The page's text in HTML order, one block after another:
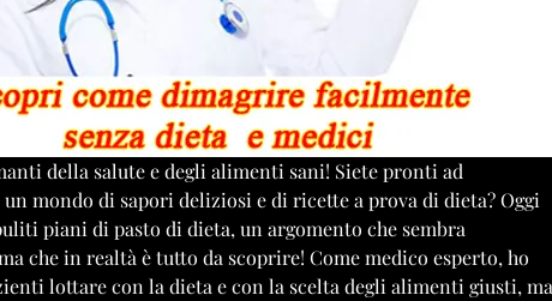
della salute e degli alimenti sani! Siete pronti ad
mondo di sapori deliziosi e di ricette a prova di dieta? Oggi
piani di pasto di dieta, un argomento che sembra
che in realtà è tutto da scoprire! Come medico esperto, ho
lottare con la dieta e con la scelta degli alimenti giusti, ma